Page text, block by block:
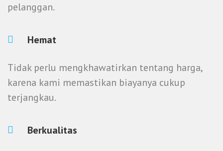
pelanggan.
Hemat
Tidak perlu mengkhawatirkan tentang harga,
karena kami memastikan biayanya cukup
terjangkau.
Berkualitas